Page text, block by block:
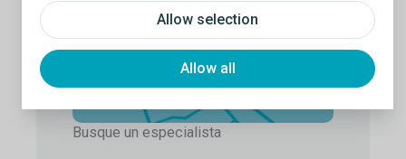
Allow selection
Allow all
Busque un especialista